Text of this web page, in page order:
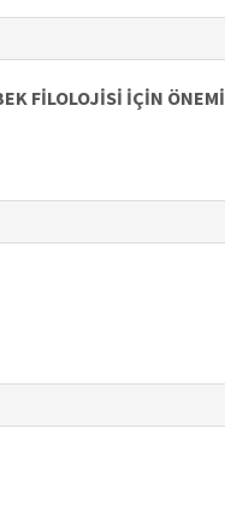
FİLOLOJİSİ İÇİN ÖNEMİ